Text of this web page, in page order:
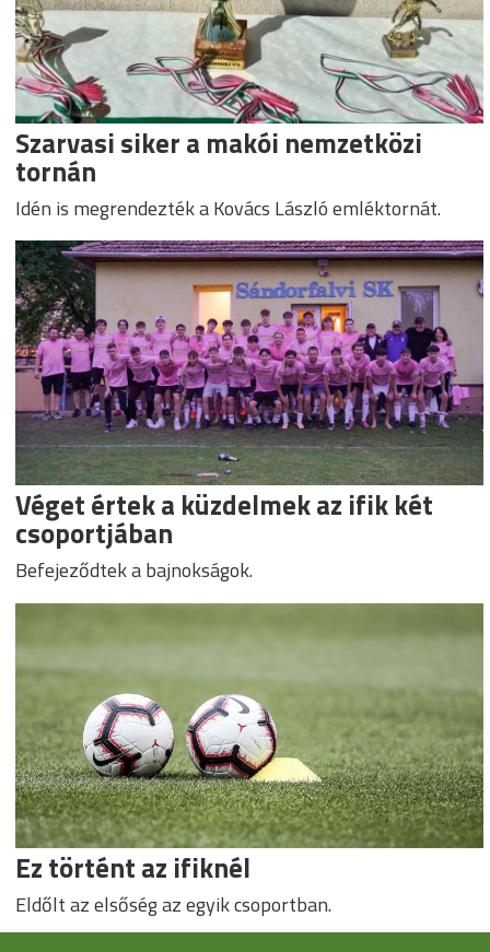
Szarvasi siker a makói nemzetközi
tornán
Idén is megrendezték a Kovács László emléktornát.
Véget értek a küzdelmek az ifik két
csoportjában
Befejeződtek a bajnokságok.
Ez történt az ifiknél
Eldőlt az elsőség az egyik csoportban.